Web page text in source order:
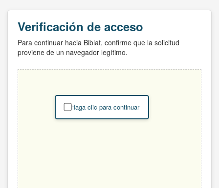
Verificación de acceso
Para continuar hacia Biblat, confirme que la solicitud
proviene de un navegador legítimo.
Haga clic para continuar